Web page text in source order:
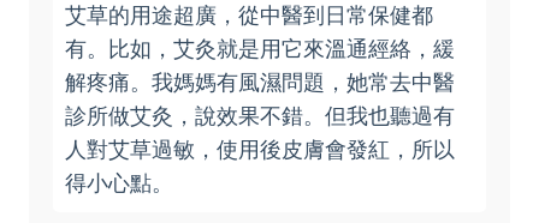
艾草的用途超廣，從中醫到日常保健都
有。比如，艾灸就是用它來溫通經絡，緩
解疼痛。我媽媽有風濕問題，她常去中醫
診所做艾灸，說效果不錯。但我也聽過有
人對艾草過敏，使用後皮膚會發紅，所以
得小心點。